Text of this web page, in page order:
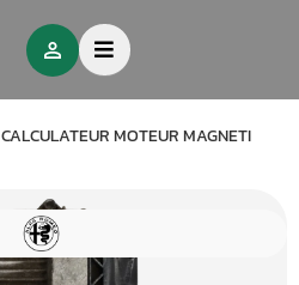
CALCULATEUR MOTEUR MAGNETI